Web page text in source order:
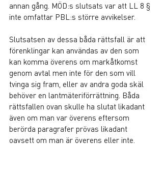
annan gång. MÖD:s slutsats var att LL 8 §
inte omfattar PBL:s större avvikelser.
Slutsatsen av dessa båda rättsfall är att
förenklingar kan användas av den som
kan komma överens om markåtkomst
genom avtal men inte för den som vill
tvinga sig fram, eller av andra goda skäl
behöver en lantmäteriförrättning. Båda
rättsfallen ovan skulle ha slutat likadant
även om man var överens eftersom
berörda paragrafer prövas likadant
oavsett om man är överens eller inte.